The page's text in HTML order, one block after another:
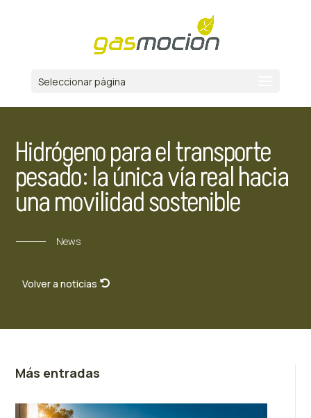
Seleccionar página
Hidrógeno para el transporte
pesado: la única vía real hacia
una movilidad sostenible
News
Volver a noticias
Más entradas